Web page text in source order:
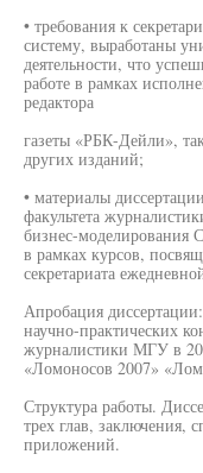
• требования к
систему, выработаны
деятельности, что
работе в рамках
редактора
газеты «РБК-Дейли»,
других изданий;
• материалы
факультета
бизнес-
в рамках курсов,
секретариата
Апробация
научно-практических
журналистики МГУ в
«Ломоносов 2007»
Структура работы.
трех глав, заключения,
приложений.